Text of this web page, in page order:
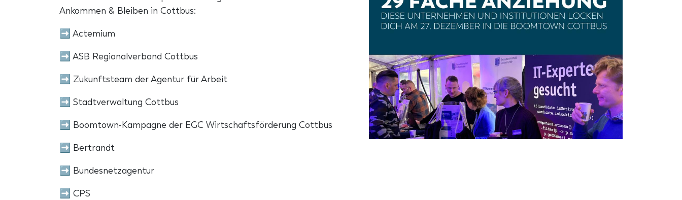
Ankommen & Bleiben in Cottbus:
➡ Actemium
➡ ASB Regionalverband Cottbus
➡ Zukunftsteam der Agentur für Arbeit
➡ Stadtverwaltung Cottbus
➡ Boomtown-Kampagne der EGC Wirtschaftsförderung Cottbus
➡ Bertrandt
➡ Bundesnetzagentur
➡ CPS